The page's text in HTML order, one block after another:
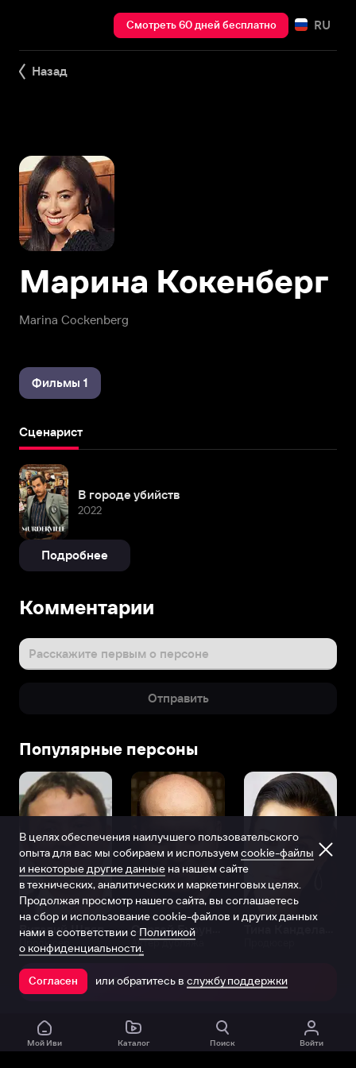
Смотреть 60 дней бесплатно RU
Назад
Marina Cockenberg
Марина Кокенберг
Фильмы 1
Сценарист
В городе убийств
2022
Подробнее
Комментарии
Расскажите первым о персоне
Отправить
Популярные персоны
Виталий Шляппо
Продюсер Актёр дубляжа
Открыть в приложении
Мой Иви Каталог Поиск Войти
В целях обеспечения наилучшего пользовательского
опыта для вас мы собираем и используем cookie-файлы
и некоторые другие данные на нашем сайте
в технических, аналитических и маркетинговых целях.
Продолжая просмотр нашего сайта, вы соглашаетесь
на сбор и использование cookie-файлов и других данных
нами в соответствии с Политикой
о конфиденциальности.
Согласен или обратитесь в службу поддержки